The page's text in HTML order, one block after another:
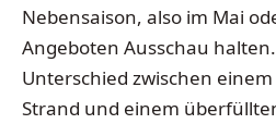
Nebensaison, also im Mai
Angeboten Ausschau
Unterschied zwischen
Strand und einem